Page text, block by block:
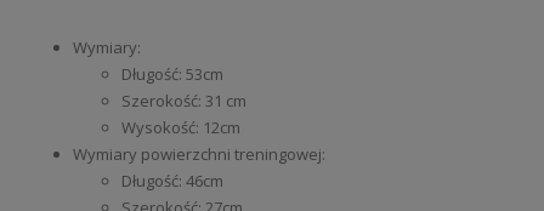
Wymiary:
Długość: 53cm
Szerokość: 31 cm
Wysokość: 12cm
Wymiary powierzchni treningowej:
Długość: 46cm